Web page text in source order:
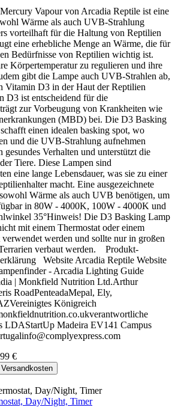
Vapour von Arcadia Reptile ist eine
Wärme als auch UVB-Strahlung
vorteilhaft für die Haltung von Reptilien
eine erhebliche Menge an Wärme, die für
Bedürfnisse von Reptilien wichtig ist.
Körpertemperatur zu regulieren und ihre
gibt die Lampe auch UVB-Strahlen ab,
Vitamin D3 in der Haut der Reptilien
D3 ist entscheidend für die
zur Vorbeugung von Krankheiten wie
(MBD) bei. Die D3 Basking
einen idealen basking spot, wo
und die UVB-Strahlung aufnehmen
Verhalten und unterstützt die
Tiere. Diese Lampen sind
eine lange Lebensdauer, was sie zu einer
macht. Eine ausgezeichnete
Wärme als auch UVB benötigen, um
in 80W - 4000K, 100W - 4000K und
35°Hinweis! Die D3 Basking Lamp
mit einem Thermostat oder einem
verwendet werden und sollte nur in großen
verbaut werden. Produkt-
Website Arcadia Reptile Website
- Arcadia Lighting Guide
| Monkfield Nutrition Ltd.Arthur
RoadPenteadaMepal, Ely,
Königreich
LDAStartUp Madeira EV141 Campus
€
Day/Night, Timer